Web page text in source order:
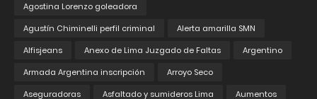
Agostina Lorenzo goleadora
Agustín Chiminelli perfil criminal
Alerta amarilla SMN
Alfisjeans
Anexo de Lima Juzgado de Faltas
Argentino
Armada Argentina inscripción
Arroyo Seco
Aseguradoras
Asfaltado y sumideros Lima
Aumentos